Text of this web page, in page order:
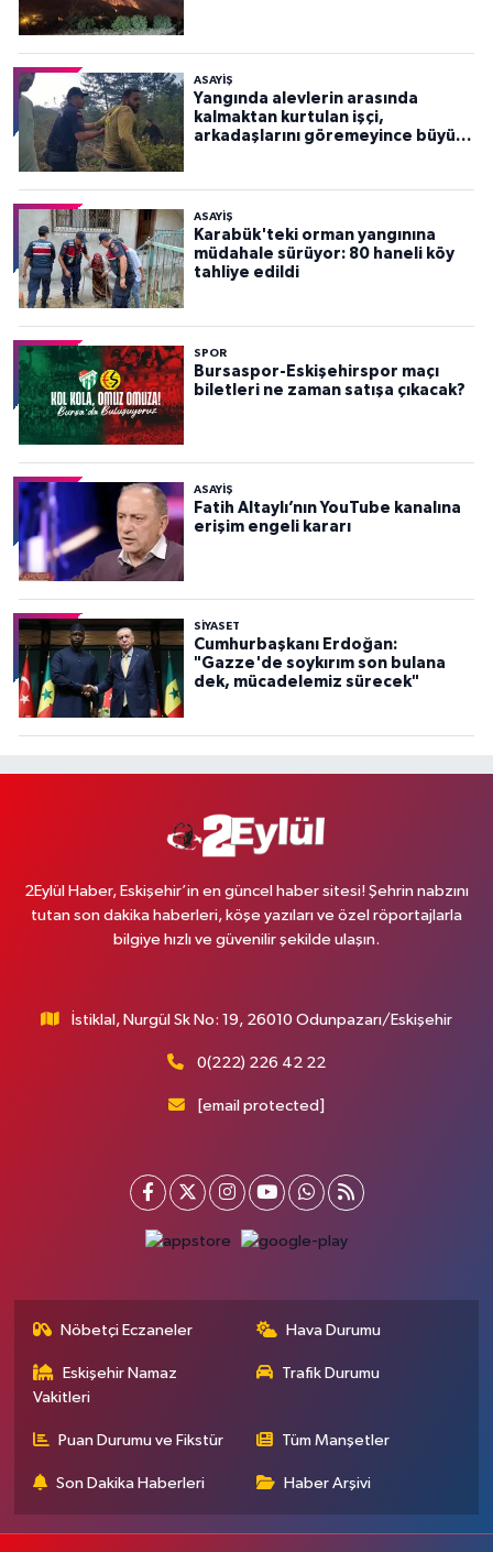
ASAYİŞ
Yangında alevlerin arasında
kalmaktan kurtulan işçi,
arkadaşlarını göremeyince büyük
ASAYİŞ
Karabük'teki orman yangınına
müdahale sürüyor: 80 haneli köy
tahliye edildi
SPOR
Bursaspor-Eskişehirspor maçı
biletleri ne zaman satışa çıkacak?
ASAYİŞ
Fatih Altaylı’nın YouTube kanalına
erişim engeli kararı
SİYASET
Cumhurbaşkanı Erdoğan:
"Gazze'de soykırım son bulana
dek, mücadelemiz sürecek"
2Eylül Haber, Eskişehir’in en güncel haber sitesi! Şehrin nabzını
tutan son dakika haberleri, köşe yazıları ve özel röportajlarla
bilgiye hızlı ve güvenilir şekilde ulaşın.
İstiklal, Nurgül Sk No: 19, 26010 Odunpazarı/Eskişehir
0(222) 226 42 22
[email protected]
Nöbetçi Eczaneler Hava Durumu
Eskişehir Namaz
Vakitleri
Trafik Durumu
Puan Durumu ve Fikstür Tüm Manşetler
Son Dakika Haberleri Haber Arşivi